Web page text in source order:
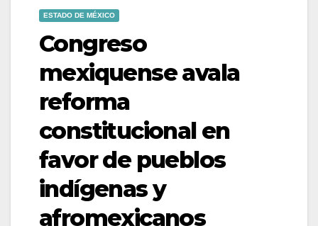
ESTADO DE MÉXICO
Congreso
mexiquense avala
reforma
constitucional en
favor de pueblos
indígenas y
afromexicanos